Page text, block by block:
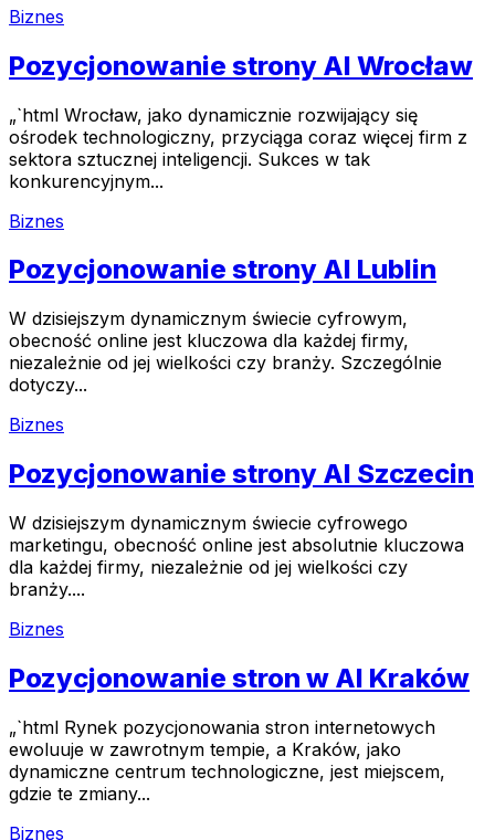
Biznes
Pozycjonowanie strony AI Wrocław
„`html Wrocław, jako dynamicznie rozwijający się
ośrodek technologiczny, przyciąga coraz więcej firm z
sektora sztucznej inteligencji. Sukces w tak
konkurencyjnym...
Biznes
Pozycjonowanie strony AI Lublin
W dzisiejszym dynamicznym świecie cyfrowym,
obecność online jest kluczowa dla każdej firmy,
niezależnie od jej wielkości czy branży. Szczególnie
dotyczy...
Biznes
Pozycjonowanie strony AI Szczecin
W dzisiejszym dynamicznym świecie cyfrowego
marketingu, obecność online jest absolutnie kluczowa
dla każdej firmy, niezależnie od jej wielkości czy
branży....
Biznes
Pozycjonowanie stron w AI Kraków
„`html Rynek pozycjonowania stron internetowych
ewoluuje w zawrotnym tempie, a Kraków, jako
dynamiczne centrum technologiczne, jest miejscem,
gdzie te zmiany...
Biznes